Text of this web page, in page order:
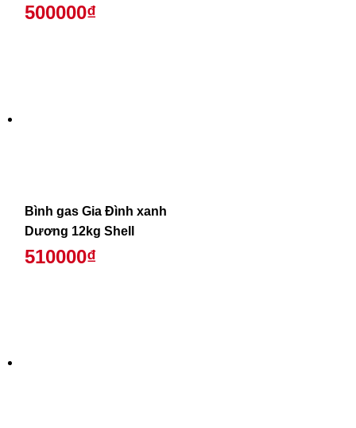
500000₫
Bình gas Gia Đình xanh
Dương 12kg Shell
510000₫